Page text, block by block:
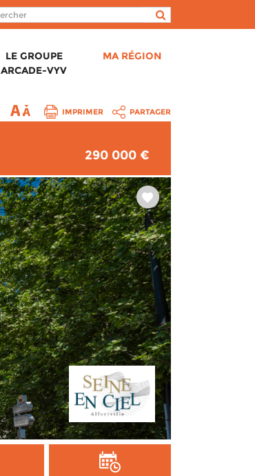
LE GROUPE
ARCADE-VYV
MA RÉGION
IMPRIMER PARTAGER
290 000 €